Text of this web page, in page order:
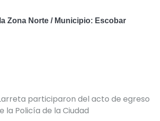
Zona Norte / Municipio: Escobar
participaron del acto de egreso
la Policía de la Ciudad